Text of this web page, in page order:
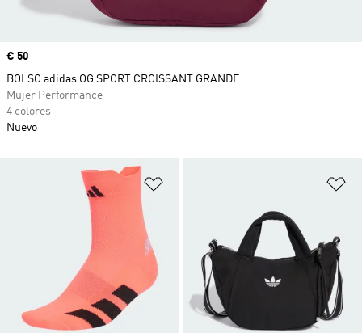
Precio
€ 50
BOLSO adidas OG SPORT CROISSANT GRANDE
Mujer Performance
4 colores
Nuevo